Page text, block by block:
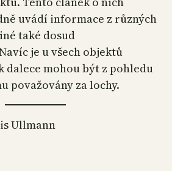
uvádí informace z různých
také dosud
je u všech objektů
dalece mohou být z pohledu
považovány za lochy.
Ullmann